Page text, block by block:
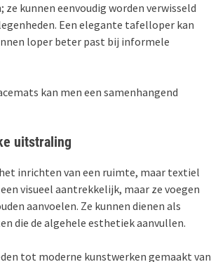
kunnen eenvoudig worden verwisseld
Een elegante tafelloper kan
loper beter past bij informele
kan men een samenhangend
uitstraling
inrichten van een ruimte, maar textiel
visueel aantrekkelijk, maar ze voegen
aanvoelen. Ze kunnen dienen als
die de algehele esthetiek aanvullen.
tot moderne kunstwerken gemaakt van